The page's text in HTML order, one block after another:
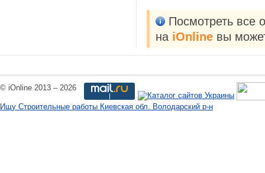
Посмотреть все
на iOnline вы
© iOnline 2013 – 2026
Ищу Строительные работы Киевская обл. Володарский р-н